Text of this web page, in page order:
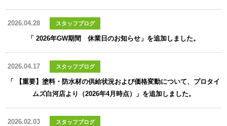
2026.04.28 スタッフブログ
「 2026年GW期間 休業日のお知らせ」を追加しました。
2026.04.17 スタッフブログ
「 【重要】塗料・防水材の供給状況および価格変動について、プロタイ
ムズ白河店より（2026年4月時点）」を追加しました。
2026.02.03 スタッフブログ